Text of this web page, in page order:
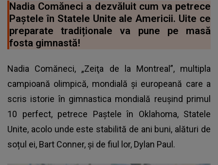
Nadia Comăneci a dezvăluit cum va petrece
Paștele în Statele Unite ale Americii. Uite ce
preparate tradiționale va pune pe masă
fosta gimnastă!
Nadia Comăneci, „Zeiţa de la Montreal”, multipla
campioană olimpică, mondială şi europeană care a
scris istorie în gimnastica mondială reuşind primul
10 perfect, petrece Paștele în Oklahoma, Statele
Unite, acolo unde este stabilită de ani buni, alături de
soțul ei, Bart Conner, și de fiul lor, Dylan Paul.